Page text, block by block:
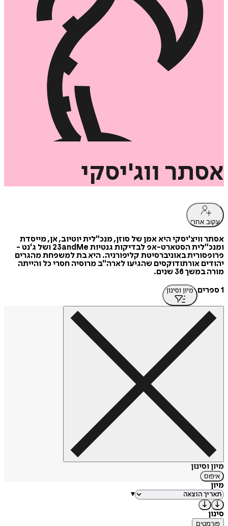
אסתר ווג'יסקי
עקוב אחרי
אסתר וויצ'יסקי היא אמן של סוזן, מנכ"לית יוטיוב, אן, מייסדת
ומנכ"לית הסטארט-אפ לבדיקות גנטיות 23andMe ושל ג'נט -
פרופסורית באוניברסיטת קליפורניה. היא בת למשפחת מהגרים
יהודים אורתודוקסים שהגיעו לארה"ב מרוסיה חסרי כל והייתה
מורה במשך 36 שנים.
1 ספרים
מיון וסינון
מיון וסינון
איפוס
מיון
▾
סינון
פורמטים